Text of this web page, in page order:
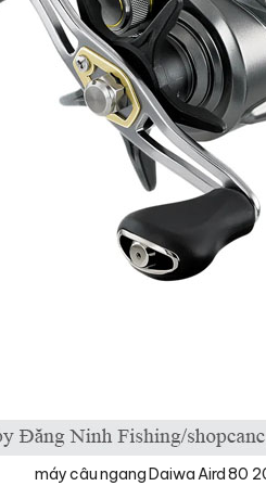
máy câu ngang Daiwa Aird 80